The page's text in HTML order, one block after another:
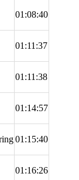
01:08:40
01:11:37
01:11:38
01:14:57
01:15:40
01:16:26